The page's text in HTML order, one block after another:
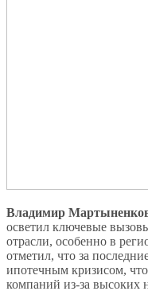
Владимир
осветил ключевые
отрасли, особенно в
отметил, что за
ипотечным кризисом,
компаний из-за высоких